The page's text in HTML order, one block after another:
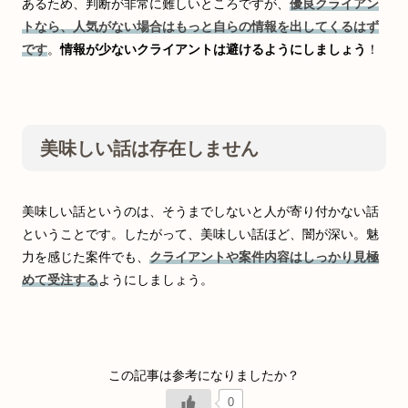
あるため、判断が非常に難しいところですが、 優良クライアン
トなら、人気がない場合はもっと自らの情報を出してくるはず
です。情報が少ないクライアントは避けるようにしましょう ！
美味しい話は存在しません
美味しい話というのは、そうまでしないと人が寄り付かない話
ということです。したがって、美味しい話ほど、闇が深い。魅
力を感じた案件でも、 クライアントや案件内容はしっかり見極
めて受注するようにしましょう。
0